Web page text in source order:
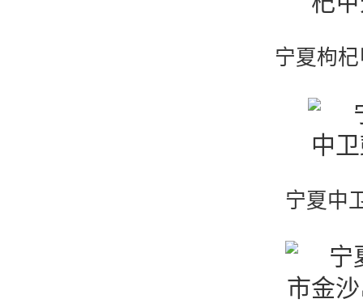
宁夏枸
宁夏中